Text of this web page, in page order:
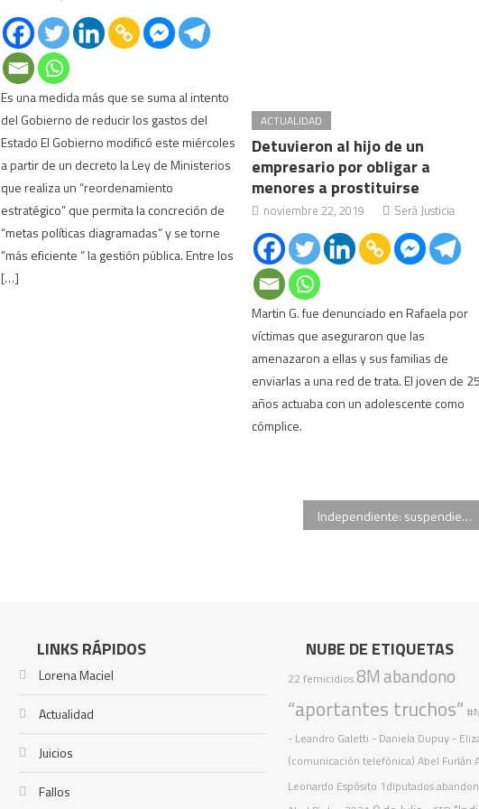
Es una medida más que se suma al intento
del Gobierno de reducir los gastos del
Estado El Gobierno modificó este miércoles
a partir de un decreto la Ley de Ministerios
que realiza un “reordenamiento
estratégico” que permita la concreción de
“metas políticas diagramadas” y se torne
“más eficiente ” la gestión pública. Entre los
[…]
ACTUALIDAD
Detuvieron al hijo de un
empresario por obligar a
menores a prostituirse
noviembre 22, 2019 Será Justicia
Martin G. fue denunciado en Rafaela por
víctimas que aseguraron que las
amenazaron a ellas y sus familias de
enviarlas a una red de trata. El joven de
años actuaba con un adolescente como
cómplice.
Independiente: suspendieron por quinta vez la indagatoria de Pablo Moyano
LINKS RÁPIDOS
Lorena Maciel
Actualidad
Juicios
Fallos
NUBE DE ETIQUETAS
22 femicidios8Mabandono
“aportantes truchos”
- Leandro Galetti - Daniela Dupuy -
(comunicación telefónica) Abel Furlán
Leonardo Espósito 1diputados